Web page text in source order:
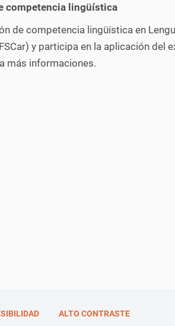
competencia lingüística
de competencia lingüística en
y participa en la aplicación del
más informaciones.
ALTO CONTRASTE